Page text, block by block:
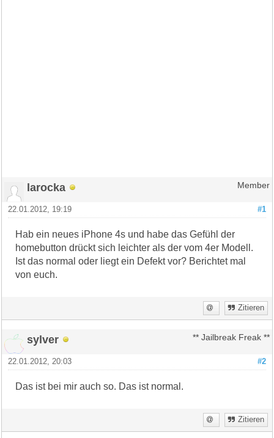
larocka Member
#1
22.01.2012, 19:19
Hab ein neues iPhone 4s und habe das Gefühl der
homebutton drückt sich leichter als der vom 4er Modell.
Ist das normal oder liegt ein Defekt vor? Berichtet mal
von euch.
Zitieren
sylver ** Jailbreak Freak **
#2
22.01.2012, 20:03
Das ist bei mir auch so. Das ist normal.
Zitieren